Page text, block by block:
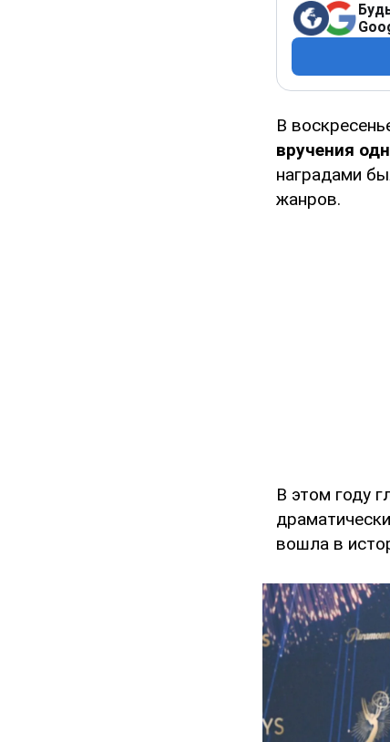
В
вручения
наградами
жанров.
В этом году
вошла в